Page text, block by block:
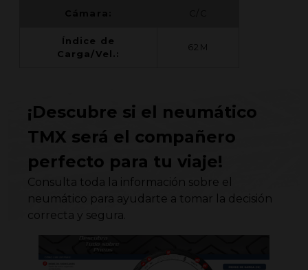
Índice de
Carga/Vel.:
62M
¡Descubre si el neumático
TMX será el compañero
perfecto para tu viaje!
Consulta toda la información sobre el
neumático para ayudarte a tomar la decisión
correcta y segura.